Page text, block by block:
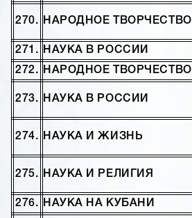
270. НАРОДНОЕ ТВОРЧЕСТВО
271. НАУКА В РОССИИ
272. НАРОДНОЕ ТВОРЧЕСТВО
273. НАУКА В РОССИИ
274. НАУКА И ЖИЗНЬ
275. НАУКА И РЕЛИГИЯ
276. НАУКА НА КУБАНИ